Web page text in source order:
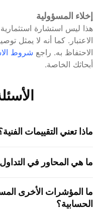
إخلاء المسؤولية
هذا ليس استشارة
الاعتبار. كما أنه لا يمثل
الاحتفاظ به. راجع شروط
أبحاثك الخاصة.
ماذا تعني التقييمات
ما هي المحاور في
ما المؤشرات الأخرى
الحسابية؟